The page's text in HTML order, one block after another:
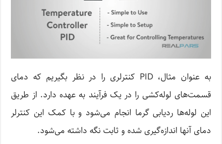
به عنوان مثال، PID کنترلری را در نظر بگیریم که دمای
قسمت‌های لوله‌کشی را در یک فرآیند به عهده دارد. از طریق
این لوله‌ها ردیابی گرما انجام می‌شود و با کمک این کنترلر
دمای آنها اندازه‌گیری شده و ثابت نگه داشته می‌شود.